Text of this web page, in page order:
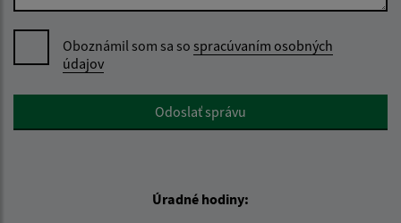
Oboznámil som sa so spracúvaním osobných
údajov
Google reCaptcha ResponseOdoslať správu
Úradné hodiny: